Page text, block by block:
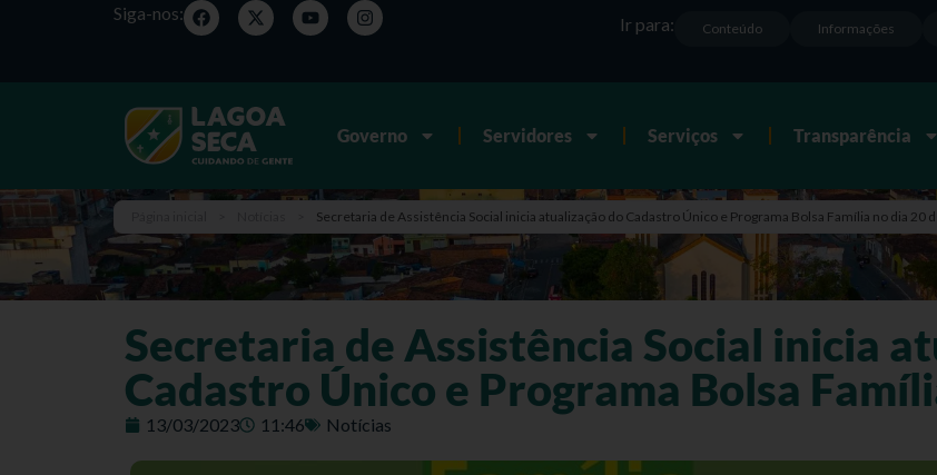
Siga-nos:
Informações
Conteúdo
Ir para:
Governo Servidores Serviços Transparência
Secretaria de Assistência Social inicia atualização do Cadastro Único e Programa Bolsa Família no dia 20
Secretaria de Assistência Social inicia
Cadastro Único e Programa Bolsa
13/03/2023 11:46 Notícias